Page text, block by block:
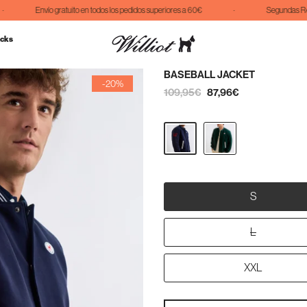
Envío gratuito en todos los pedidos superiores a 60€ Segundas
-20%
BASEBALL JACKET
109,95€ 87,96€
S
L
XXL